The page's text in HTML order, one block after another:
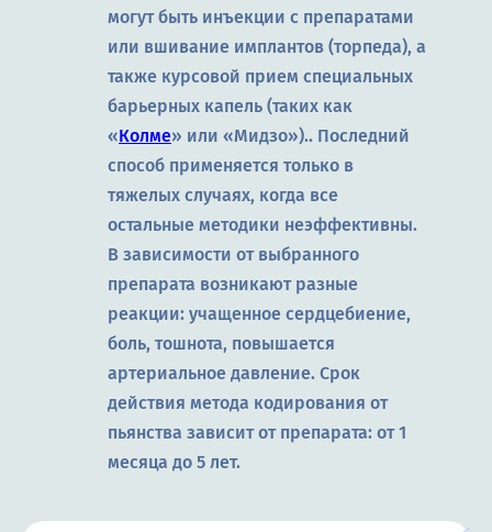
могут быть инъекции с препаратами
или вшивание имплантов (торпеда), а
также курсовой прием специальных
барьерных капель (таких как
«Колме» или «Мидзо»).. Последний
способ применяется только в
тяжелых случаях, когда все
остальные методики неэффективны.
В зависимости от выбранного
препарата возникают разные
реакции: учащенное сердцебиение,
боль, тошнота, повышается
артериальное давление. Срок
действия метода кодирования от
пьянства зависит от препарата: от 1
месяца до 5 лет.